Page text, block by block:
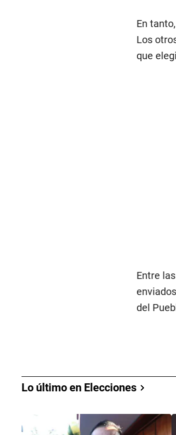
En
Los
que
Entre
del
Lo último en Elecciones